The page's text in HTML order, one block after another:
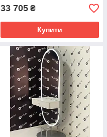
33 705 ₴
Купити